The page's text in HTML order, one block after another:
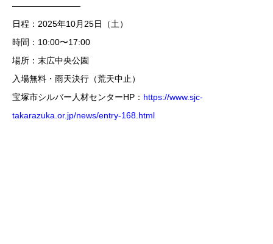
————————
日程：2025年10月25日（土）
時間：10:00〜17:00
場所：末広中央公園
入場無料・雨天決行（荒天中止）
宝塚市シルバー人材センターHP： https://www.sjc-
takarazuka.or.jp/news/entry-168.html